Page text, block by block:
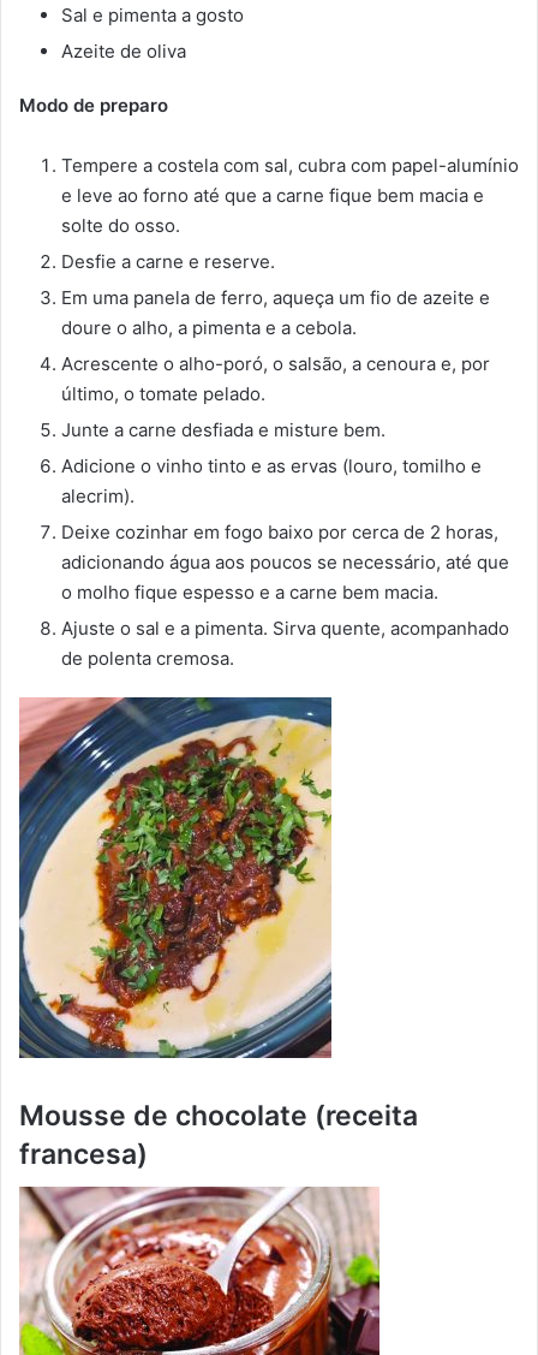
Sal e pimenta a gosto
Azeite de oliva
Modo de preparo
Tempere a costela com sal, cubra com papel-alumínio
e leve ao forno até que a carne fique bem macia e
solte do osso.
Desfie a carne e reserve.
Em uma panela de ferro, aqueça um fio de azeite e
doure o alho, a pimenta e a cebola.
Acrescente o alho-poró, o salsão, a cenoura e, por
último, o tomate pelado.
Junte a carne desfiada e misture bem.
Adicione o vinho tinto e as ervas (louro, tomilho e
alecrim).
Deixe cozinhar em fogo baixo por cerca de 2 horas,
adicionando água aos poucos se necessário, até que
o molho fique espesso e a carne bem macia.
Ajuste o sal e a pimenta. Sirva quente, acompanhado
de polenta cremosa.
Mousse de chocolate (receita
francesa)